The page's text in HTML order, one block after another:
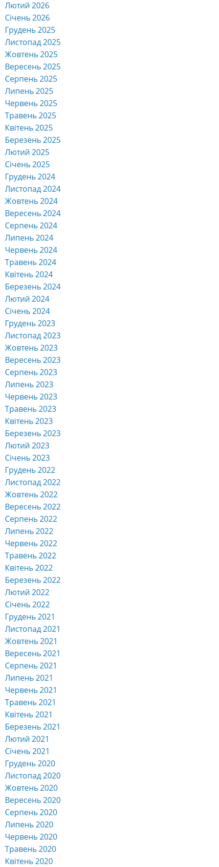
Лютий 2026
Січень 2026
Грудень 2025
Листопад 2025
Жовтень 2025
Вересень 2025
Серпень 2025
Липень 2025
Червень 2025
Травень 2025
Квітень 2025
Березень 2025
Лютий 2025
Січень 2025
Грудень 2024
Листопад 2024
Жовтень 2024
Вересень 2024
Серпень 2024
Липень 2024
Червень 2024
Травень 2024
Квітень 2024
Березень 2024
Лютий 2024
Січень 2024
Грудень 2023
Листопад 2023
Жовтень 2023
Вересень 2023
Серпень 2023
Липень 2023
Червень 2023
Травень 2023
Квітень 2023
Березень 2023
Лютий 2023
Січень 2023
Грудень 2022
Листопад 2022
Жовтень 2022
Вересень 2022
Серпень 2022
Липень 2022
Червень 2022
Травень 2022
Квітень 2022
Березень 2022
Лютий 2022
Січень 2022
Грудень 2021
Листопад 2021
Жовтень 2021
Вересень 2021
Серпень 2021
Липень 2021
Червень 2021
Травень 2021
Квітень 2021
Березень 2021
Лютий 2021
Січень 2021
Грудень 2020
Листопад 2020
Жовтень 2020
Вересень 2020
Серпень 2020
Липень 2020
Червень 2020
Травень 2020
Квітень 2020